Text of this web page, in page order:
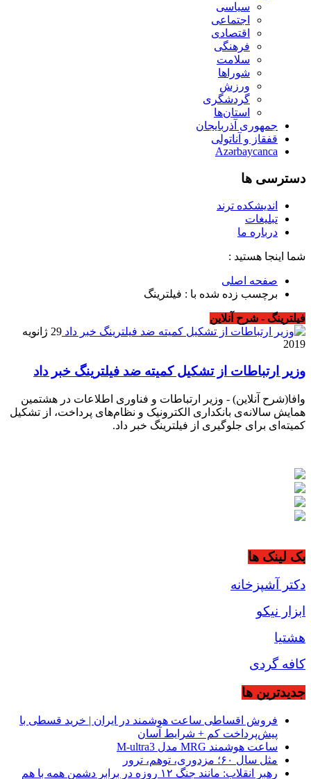
سیاسی
اجتماعی
اقتصادی
فرهنگی
سلامت
شوراها
ورزش
گردشگری
استان‌ها
جمهوری آذربایجان
قفقاز و آناتولی
Azərbaycanca
دسترسی ها
اندیشکده ترند
تبلیغات
درباره ما
شما اینجا هستید :
صفحه اصلی
برچسب زده شده با : فیلترینگ
فیلترینگ - شرح آنلاین
29 ژانویه
2019
وزیر ارتباطات از تشکیل کمیته ضد فیلترینگ خبر داد
وافا(شرح آنلاین) - وزیر ارتباطات و فناوری اطلاعات در هشتمین
همایش سالانه‌ی بانکداری الکترونیک و نظام‌های پرداخت، از تشکیل
کمیته‌ای برای جلوگیری از فیلترینگ خبر داد.
بک لینک ها
دکتر آشپزخانه
ابزار نیکو
هشتیا
کافه گردی
جديدترين ها
فروش اقساطی ساعت هوشمند در ایران | خرید قسطی با
پیش‌پرداخت کم + شرایط آسان
ساعت هوشمند MRG مدل M-ultra3
مثل سال ۶۰؛ مزدوری، توهم، ترور
رهبر انقلاب: مانند جنگ ۱۲ روزه در برابر دشمن همه با هم